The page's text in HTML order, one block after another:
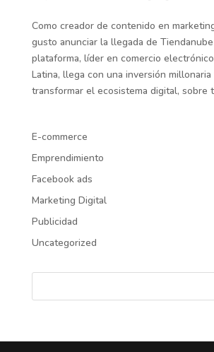
Como creador de contenido en
gusto anunciar la llegada de
plataforma, líder en comercio
Latina, llega con una inversión
transformar el ecosistema digital, sobre
E-commerce
Emprendimiento
Facebook ads
Marketing Digital
Publicidad
Uncategorized